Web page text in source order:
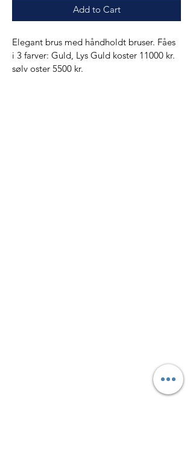
Add to Cart
Elegant brus med håndholdt bruser. Fåes
i 3 farver: Guld, Lys Guld koster 11000 kr.
sølv oster 5500 kr.